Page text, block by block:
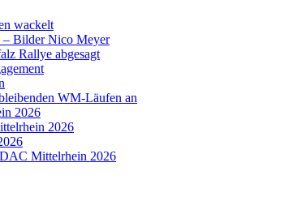
wackelt
– Bilder Nico Meyer
Rallye abgesagt
WM-Läufen an
2026
2026
Mittelrhein 2026